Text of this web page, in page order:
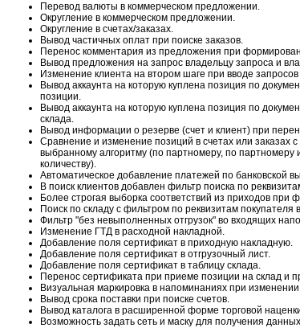
Перевод валюты в коммерческом предложении.
Округление в коммерческом предложении.
Округление в счетах/заказах.
Вывод частичных оплат при поиске заказов.
Перенос комментария из предложения при
Вывод предложения на запрос владельцу запроса и
Изменение клиента на втором шаге при вводе
Вывод аккаунта на которую куплена позиция по
позиции.
Вывод аккаунта на которую куплена позиция по
склада.
Вывод информации о резерве (счет и клиент) при
Сравнение и изменение позиций в счетах или
выбранному алгоритму (по партномеру, по партномеру
количеству).
Автоматическое добавление платежей по банковской
В поиск клиентов добавлен фильтр поиска по
Более строгая выборка соответствий из приходов при
Поиск по складу с фильтром по реквизитам покупателя
Фильтр "без невыполненных отгрузок" во входящих
Изменение ГТД в расходной накладной.
Добавление поля сертификат в приходную накладную.
Добавление поля сертификат в отгрузочный лист.
Добавление поля сертификат в таблицу склада.
Перенос сертификата при приеме позиции на склад и
Визуальная маркировка в напоминаниях при
Вывод срока поставки при поиске счетов.
Вывод каталога в расширенной форме торговой
Возможность задать сеть и маску для получения